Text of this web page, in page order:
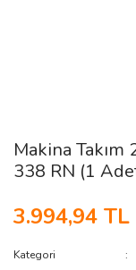
Makina
338 RN (1
3.994,94 TL
Kategori